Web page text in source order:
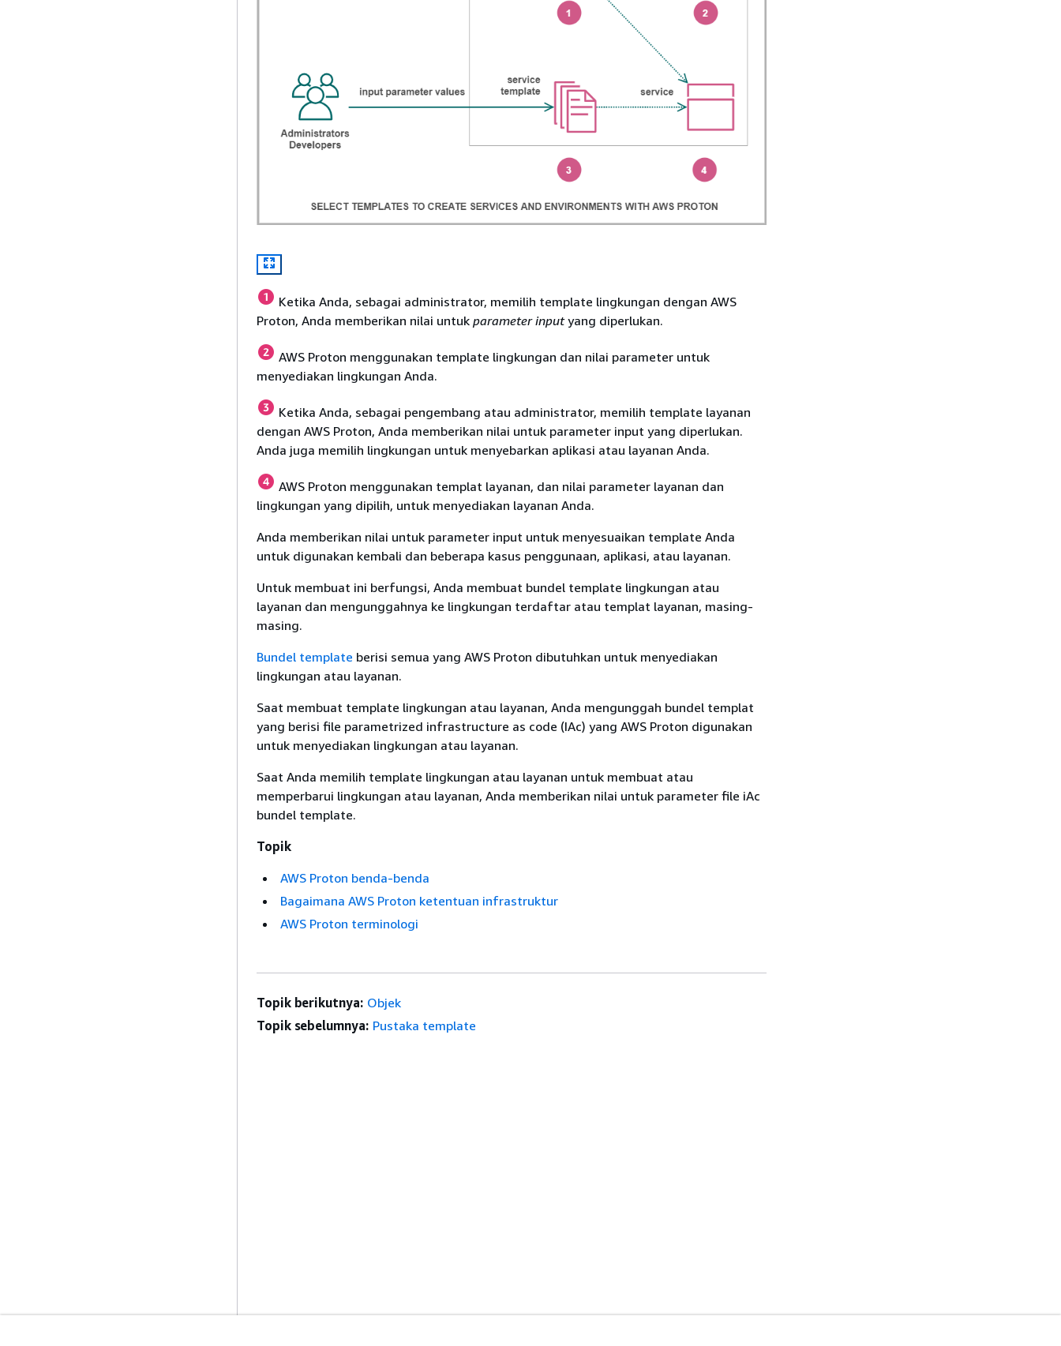
Ketika Anda, sebagai administrator, memilih template lingkungan dengan AWS
Proton, Anda memberikan nilai untuk parameter inputyang diperlukan.
AWS Proton menggunakan template lingkungan dan nilai parameter untuk
menyediakan lingkungan Anda.
Ketika Anda, sebagai pengembang atau administrator, memilih template layanan
dengan AWS Proton, Anda memberikan nilai untuk parameter input yang diperlukan.
Anda juga memilih lingkungan untuk menyebarkan aplikasi atau layanan Anda.
AWS Proton menggunakan templat layanan, dan nilai parameter layanan dan
lingkungan yang dipilih, untuk menyediakan layanan Anda.
Anda memberikan nilai untuk parameter input untuk menyesuaikan template Anda
untuk digunakan kembali dan beberapa kasus penggunaan, aplikasi, atau layanan.
Untuk membuat ini berfungsi, Anda membuat bundel template lingkungan atau
layanan dan mengunggahnya ke lingkungan terdaftar atau templat layanan, masing-
masing.
Bundel template berisi semua yang AWS Proton dibutuhkan untuk menyediakan
lingkungan atau layanan.
Saat membuat template lingkungan atau layanan, Anda mengunggah bundel templat
yang berisi file parametrized infrastructure as code (IAc) yang AWS Proton digunakan
untuk menyediakan lingkungan atau layanan.
Saat Anda memilih template lingkungan atau layanan untuk membuat atau
memperbarui lingkungan atau layanan, Anda memberikan nilai untuk parameter file iAc
bundel template.
Topik
AWS Proton benda-benda
Bagaimana AWS Proton ketentuan infrastruktur
AWS Proton terminologi
Topik berikutnya: Objek
Topik sebelumnya: Pustaka template